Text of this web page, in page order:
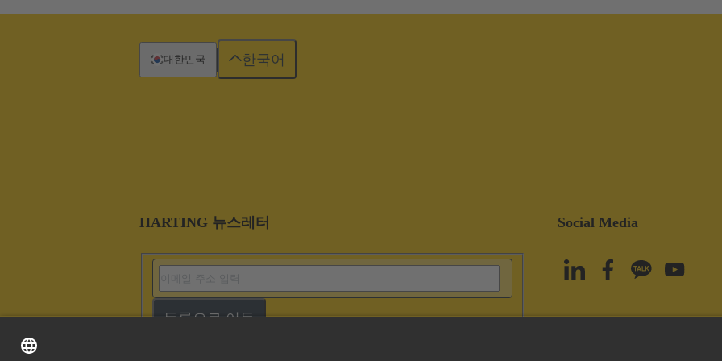
HARTING 뉴스레터
등록으로 이동
Social Media
대한민국 한국어